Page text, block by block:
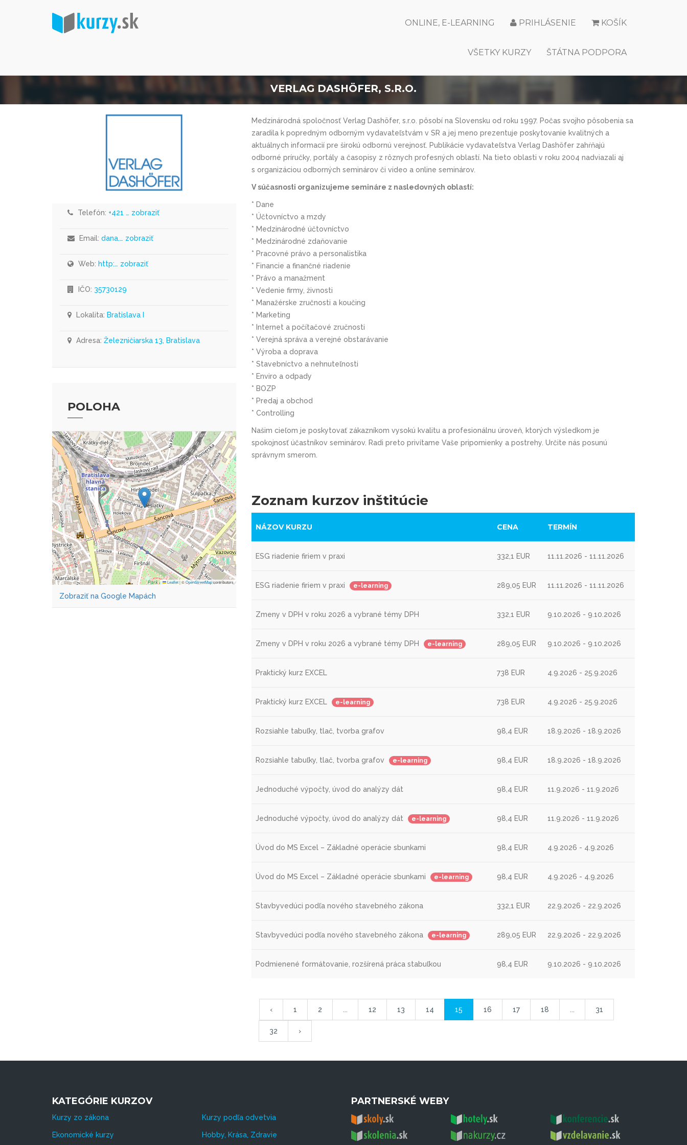
KOŠÍK
PRIHLÁSENIE
ONLINE, E-LEARNING
ŠTÁTNA PODPORA
VŠETKY KURZY
VERLAG DASHÖFER, S.R.O.
Medzinárodná spoločnosť Verlag Dashöfer, s.r.o. pôsobí na Slovensku od roku 1997. Počas svojho pôsobenia sa
zaradila k popredným odborným vydavateľstvám v SR a jej meno prezentuje poskytovanie kvalitných a
aktuálnych informacií pre širokú odbornú verejnosť. Publikácie vydavateľstva Verlag Dashöfer zahŕňajú
odborné príručky, portály a časopisy z rôznych profesných oblastí. Na tieto oblasti v roku 2004 nadviazali aj
s organizáciou odborných seminárov či video a online seminárov.
V súčasnosti organizujeme semináre z nasledovných oblastí:
* Dane
* Účtovníctvo a mzdy
* Medzinárodné účtovníctvo
* Medzinárodné zdaňovanie
* Pracovné právo a personalistika
* Financie a finančné riadenie
* Právo a manažment
* Vedenie firmy, živnosti
* Manažérske zručnosti a koučing
* Marketing
* Internet a počítačové zručnosti
* Verejná správa a verejné obstarávanie
* Výroba a doprava
* Stavebníctvo a nehnuteľnosti
* Enviro a odpady
* BOZP
* Predaj a obchod
* Controlling
Našim cieľom je poskytovať zákazníkom vysokú kvalitu a profesionálnu úroveň, ktorých výsledkom je
spokojnosť účastníkov seminárov. Radi preto privítame Vaše pripomienky a postrehy. Určite nás posunú
správnym smerom.
Zoznam kurzov inštitúcie
NÁZOV KURZU CENA TERMÍN
ESG riadenie firiem v praxi 332,1 EUR 11.11.2026 - 11.11.2026
ESG riadenie firiem v praxi e-learning 289,05 EUR 11.11.2026 - 11.11.2026
Zmeny v DPH v roku 2026 a vybrané témy DPH 332,1 EUR 9.10.2026 - 9.10.2026
Zmeny v DPH v roku 2026 a vybrané témy DPH e-learning 289,05 EUR 9.10.2026 - 9.10.2026
Praktický kurz EXCEL 738 EUR 4.9.2026 - 25.9.2026
Praktický kurz EXCEL e-learning 738 EUR 4.9.2026 - 25.9.2026
Rozsiahle tabuľky, tlač, tvorba grafov 98,4 EUR 18.9.2026 - 18.9.2026
Rozsiahle tabuľky, tlač, tvorba grafov e-learning 98,4 EUR 18.9.2026 - 18.9.2026
Jednoduché výpočty, úvod do analýzy dát 98,4 EUR 11.9.2026 - 11.9.2026
Jednoduché výpočty, úvod do analýzy dát e-learning 98,4 EUR 11.9.2026 - 11.9.2026
Úvod do MS Excel – Základné operácie sbunkami 98,4 EUR 4.9.2026 - 4.9.2026
Úvod do MS Excel – Základné operácie sbunkami e-learning 98,4 EUR 4.9.2026 - 4.9.2026
Stavbyvedúci podľa nového stavebného zákona 332,1 EUR 22.9.2026 - 22.9.2026
Stavbyvedúci podľa nového stavebného zákona e-learning 289,05 EUR 22.9.2026 - 22.9.2026
Podmienené formátovanie, rozšírená práca stabuľkou 98,4 EUR 9.10.2026 - 9.10.2026
‹ 1 2 12 13 14 15 16 17 18 31
32 ›
Telefón: +421 … zobraziť
Email: dana.… zobraziť
Web: http:… zobraziť
IČO: 35730129
Lokalita: Bratislava I
Adresa: Železničiarska 13, Bratislava
POLOHA
Leaflet|©OpenStreetMapcontributors
Zobraziť na Google Mapách
KATEGÓRIE KURZOV
Kurzy zo zákona Kurzy podľa odvetvia
Ekonomické kurzy Hobby, Krása, Zdravie
PARTNERSKÉ WEBY